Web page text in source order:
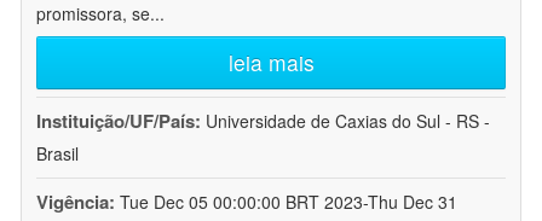
promissora, se...
leia mais
Instituição/UF/País: Universidade de Caxias do Sul - RS -
Brasil
Vigência: Tue Dec 05 00:00:00 BRT 2023-Thu Dec 31